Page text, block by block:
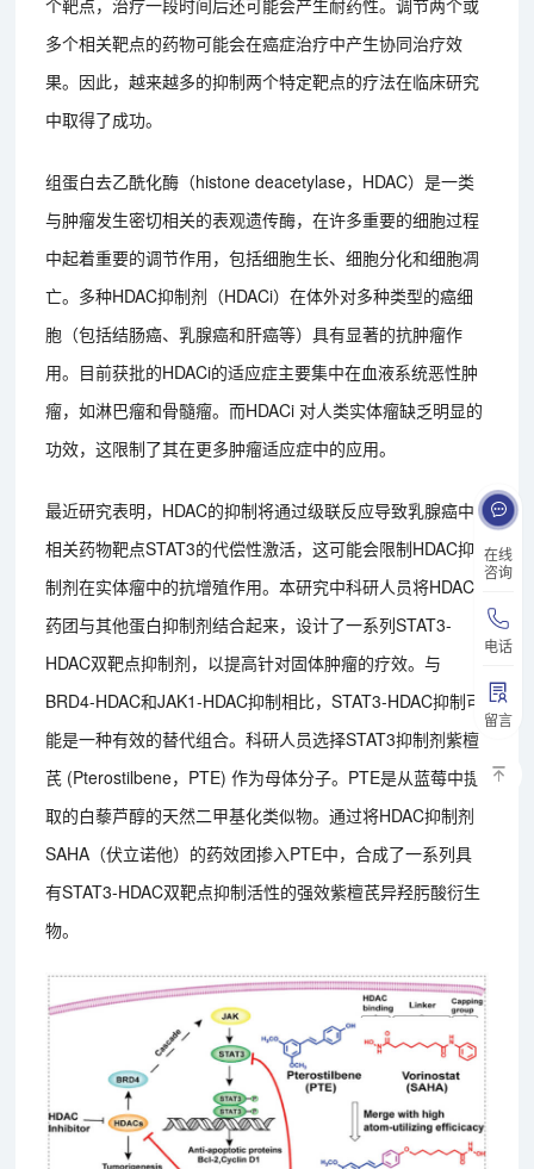
在线
咨询
电话
留言
个靶点，治疗一段时间后还可能会产生耐药性。调节两个或
多个相关靶点的药物可能会在癌症治疗中产生协同治疗效
果。因此，越来越多的抑制两个特定靶点的疗法在临床研究
中取得了成功。
组蛋白去乙酰化酶（histone deacetylase，HDAC）是一类
与肿瘤发生密切相关的表观遗传酶，在许多重要的细胞过程
中起着重要的调节作用，包括细胞生长、细胞分化和细胞凋
亡。多种HDAC抑制剂（HDACi）在体外对多种类型的癌细
胞（包括结肠癌、乳腺癌和肝癌等）具有显著的抗肿瘤作
用。目前获批的HDACi的适应症主要集中在血液系统恶性肿
瘤，如淋巴瘤和骨髓瘤。而HDACi 对人类实体瘤缺乏明显的
功效，这限制了其在更多肿瘤适应症中的应用。
最近研究表明，HDAC的抑制将通过级联反应导致乳腺癌中
相关药物靶点STAT3的代偿性激活，这可能会限制HDAC抑
制剂在实体瘤中的抗增殖作用。本研究中科研人员将HDACi
药团与其他蛋白抑制剂结合起来，设计了一系列STAT3-
HDAC双靶点抑制剂，以提高针对固体肿瘤的疗效。与
BRD4-HDAC和JAK1-HDAC抑制相比，STAT3-HDAC抑制可
能是一种有效的替代组合。科研人员选择STAT3抑制剂紫檀
芪 (Pterostilbene，PTE) 作为母体分子。PTE是从蓝莓中提
取的白藜芦醇的天然二甲基化类似物。通过将HDAC抑制剂
SAHA（伏立诺他）的药效团掺入PTE中，合成了一系列具
有STAT3-HDAC双靶点抑制活性的强效紫檀芪异羟肟酸衍生
物。